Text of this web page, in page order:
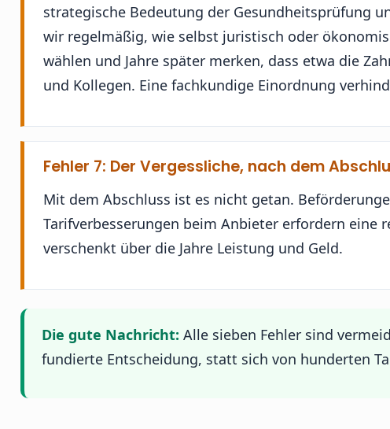
strategische Bedeutung der Gesundheitsprüfung
wir regelmäßig, wie selbst juristisch oder
wählen und Jahre später merken, dass etwa die
und Kollegen. Eine fachkundige Einordnung
Fehler 7: Der Vergessliche, nach dem
Mit dem Abschluss ist es nicht getan.
Tarifverbesserungen beim Anbieter erfordern eine
verschenkt über die Jahre Leistung und Geld.
Die gute Nachricht: Alle sieben Fehler sind
fundierte Entscheidung, statt sich von hunderten